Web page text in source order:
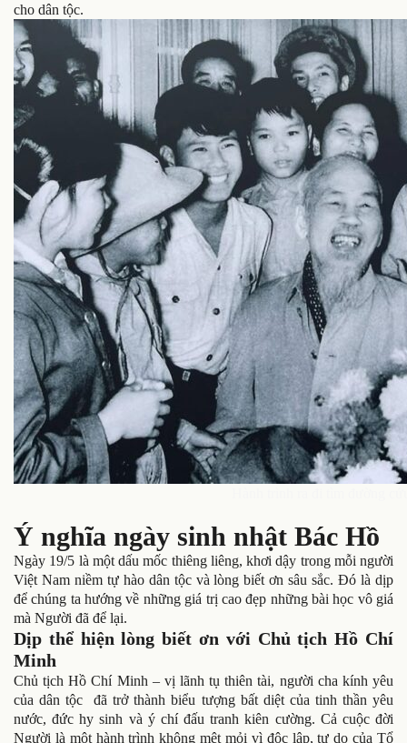
cho dân tộc.
Ý nghĩa ngày sinh nhật Bác Hồ
Ngày 19/5 là một dấu mốc thiêng liêng, khơi dậy trong mỗi người
Việt Nam niềm tự hào dân tộc và lòng biết ơn sâu sắc. Đó là dịp
để chúng ta hướng về những giá trị cao đẹp những bài học vô giá
mà Người đã để lại.
Dịp thể hiện lòng biết ơn với Chủ tịch Hồ Chí
Minh
Chủ tịch Hồ Chí Minh – vị lãnh tụ thiên tài, người cha kính yêu
của dân tộc đã trở thành biểu tượng bất diệt của tinh thần yêu
nước, đức hy sinh và ý chí đấu tranh kiên cường. Cả cuộc đời
Người là một hành trình không mệt mỏi vì độc lập, tự do của Tổ